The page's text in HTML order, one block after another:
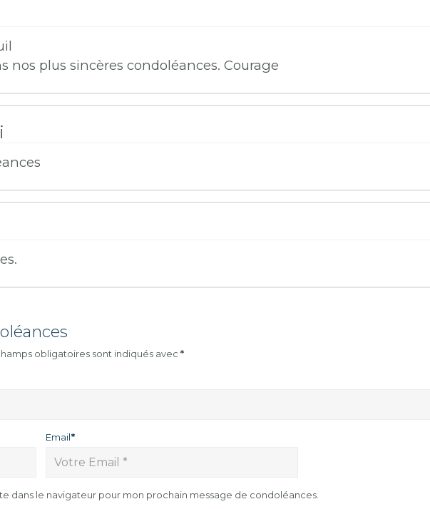
nos plus sincères condoléances. Courage
obligatoires sont indiqués avec *
Email*
dans le navigateur pour mon prochain message de condoléances.